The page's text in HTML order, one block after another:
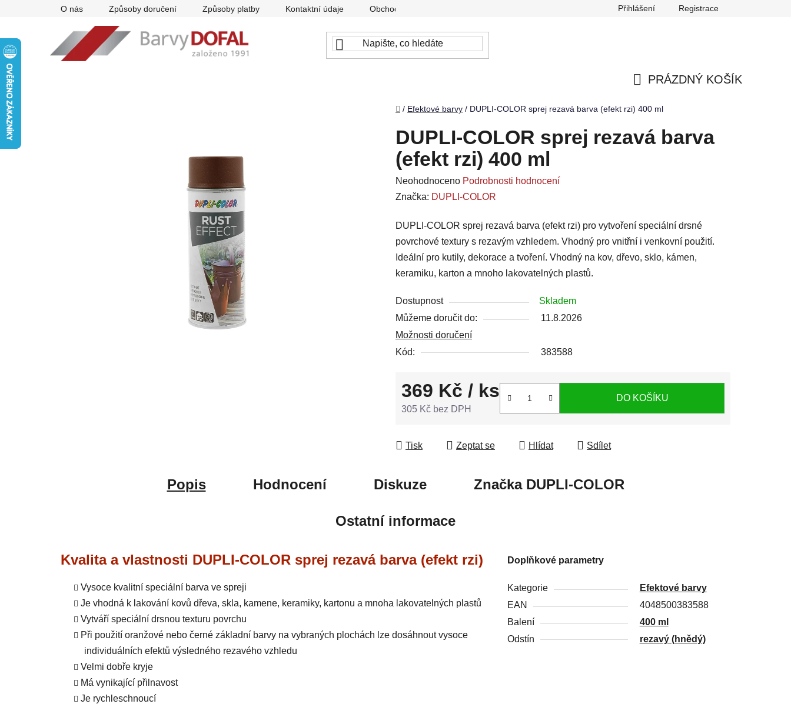
O nás Způsoby doručení Způsoby platby Kontaktní údaje Obchodní podmínky Reklamace Odstoupení od smlouvy
Přihlášení Registrace
PRÁZDNÝ KOŠÍK
Domů
/ Efektové barvy / DUPLI-COLOR sprej rezavá barva (efekt rzi) 400 ml
DUPLI-COLOR sprej rezavá barva
(efekt rzi) 400 ml
Průměrné
hodnocení
je
0,0
z
5
Neohodnoceno Podrobnosti hodnocení
Značka: DUPLI-COLOR
DUPLI-COLOR sprej rezavá barva (efekt rzi) pro vytvoření speciální drsné
povrchové textury s rezavým vzhledem. Vhodný pro vnitřní i venkovní použití.
Ideální pro kutily, dekorace a tvoření. Vhodný na kov, dřevo, sklo, kámen,
keramiku, karton a mnoho lakovatelných plastů.
Dostupnost
Skladem
Můžeme doručit do:
11.8.2026
Možnosti doručení
Kód:
383588
369 Kč / ks
305 Kč bez DPH
DO KOŠÍKU
Tisk Zeptat se Hlídat Sdílet
Popis Hodnocení Diskuze ZnačkaDUPLI-COLOR
Ostatní informace
Kvalita a vlastnosti DUPLI-COLOR sprej rezavá barva (efekt rzi)
Vysoce kvalitní speciální barva ve spreji
Je vhodná k lakování kovů dřeva, skla, kamene, keramiky, kartonu a mnoha lakovatelných plastů
Vytváří speciální drsnou texturu povrchu
Při použití oranžové nebo černé základní barvy na vybraných plochách lze dosáhnout vysoce
individuálních efektů výsledného rezavého vzhledu
Velmi dobře kryje
Má vynikající přilnavost
Je rychleschnoucí
Doplňkové parametry
Kategorie
Efektové barvy
EAN
4048500383588
Balení
400 ml
Odstín
rezavý (hnědý)